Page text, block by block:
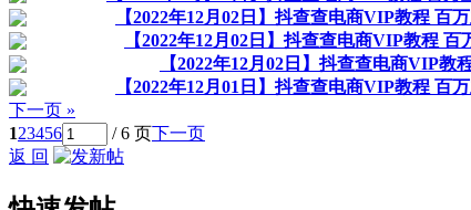
【2022年12月02日】抖查查电商VIP教程 百
【2022年12月02日】抖查查电商VIP教程
【2022年12月02日】抖查查电商VIP教
【2022年12月01日】抖查查电商VIP教程 百
下一页 »
123456 / 6 页下一页
返 回